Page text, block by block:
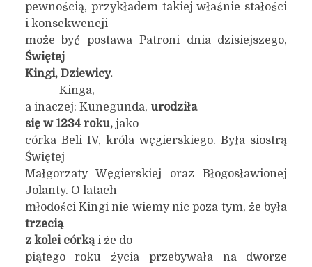
pewnością, przykładem takiej właśnie stałości
i konsekwencji
może być postawa Patroni dnia dzisiejszego,
Świętej
Kingi, Dziewicy.
Kinga,
a inaczej: Kunegunda, urodziła
się w 1234 roku,jako
córka Beli IV, króla węgierskiego. Była siostrą
Świętej
Małgorzaty Węgierskiej oraz Błogosławionej
Jolanty. O latach
młodości Kingi nie wiemy nic poza tym, że była
trzecią
z kolei córkąi że do
piątego roku życia przebywała na dworze